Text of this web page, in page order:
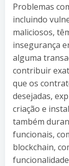
Problemas
incluindo
maliciosos,
insegurança
alguma
contribuir
que os
desejadas,
criação e
também
funcionais,
blockchain,